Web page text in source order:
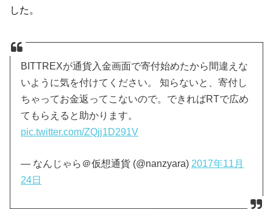
した。
BITTREXが通貨入金画面で寄付始めたから間違えな
いように気を付けてください。 知らないと、寄付し
ちゃってお金返ってこないので。できればRTで広め
てもらえると助かります。
pic.twitter.com/ZQjj1D291V
— なんじゃら＠仮想通貨 (@nanzyara) 2017年11月
24日